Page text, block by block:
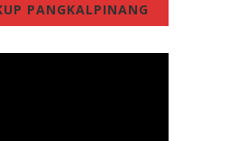
PANGKALPINANG